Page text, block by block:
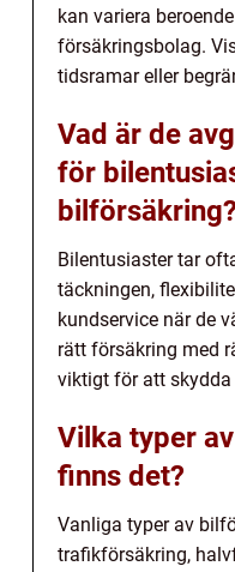
kan variera
försäkringsbolag.
tidsramar eller
Vad är de
för
bilförsäkring?
Bilentusiaster tar
täckningen,
kundservice när de
rätt försäkring med
viktigt för att
Vilka typer
finns det?
Vanliga typer av
trafikförsäkring,